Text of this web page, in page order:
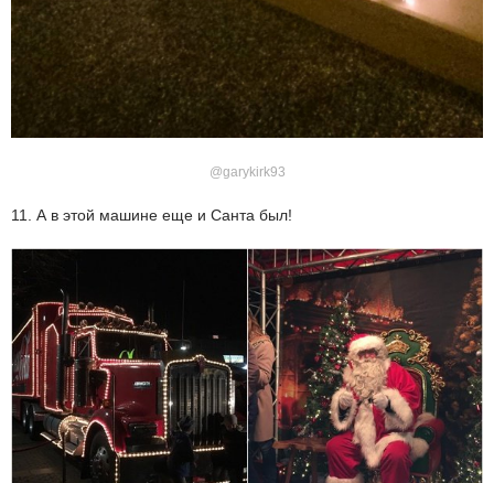
@garykirk93
11. А в этой машине еще и Санта был!